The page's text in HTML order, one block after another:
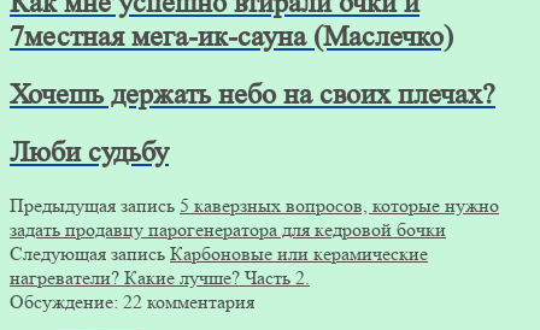
7местная мега-ик-сауна (Маслечко)
Хочешь держать небо на своих плечах?
Люби судьбу
Предыдущая запись 5 каверзных вопросов, которые нужно
задать продавцу парогенератора для кедровой бочки
Следующая запись Карбоновые или керамические
нагреватели? Какие лучше? Часть 2.
Обсуждение: 22 комментария